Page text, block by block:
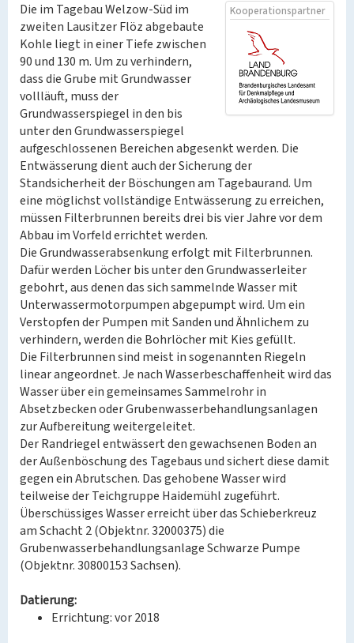
Kooperationspartner
Die im Tagebau Welzow-Süd im
zweiten Lausitzer Flöz abgebaute
Kohle liegt in einer Tiefe zwischen
90 und 130 m. Um zu verhindern,
dass die Grube mit Grundwasser
vollläuft, muss der
Grundwasserspiegel in den bis
unter den Grundwasserspiegel
aufgeschlossenen Bereichen abgesenkt werden. Die
Entwässerung dient auch der Sicherung der
Standsicherheit der Böschungen am Tagebaurand. Um
eine möglichst vollständige Entwässerung zu erreichen,
müssen Filterbrunnen bereits drei bis vier Jahre vor dem
Abbau im Vorfeld errichtet werden.
Die Grundwasserabsenkung erfolgt mit Filterbrunnen.
Dafür werden Löcher bis unter den Grundwasserleiter
gebohrt, aus denen das sich sammelnde Wasser mit
Unterwassermotorpumpen abgepumpt wird. Um ein
Verstopfen der Pumpen mit Sanden und Ähnlichem zu
verhindern, werden die Bohrlöcher mit Kies gefüllt.
Die Filterbrunnen sind meist in sogenannten Riegeln
linear angeordnet. Je nach Wasserbeschaffenheit wird das
Wasser über ein gemeinsames Sammelrohr in
Absetzbecken oder Grubenwasserbehandlungsanlagen
zur Aufbereitung weitergeleitet.
Der Randriegel entwässert den gewachsenen Boden an
der Außenböschung des Tagebaus und sichert diese damit
gegen ein Abrutschen. Das gehobene Wasser wird
teilweise der Teichgruppe Haidemühl zugeführt.
Überschüssiges Wasser erreicht über das Schieberkreuz
am Schacht 2 (Objektnr. 32000375) die
Grubenwasserbehandlungsanlage Schwarze Pumpe
(Objektnr. 30800153 Sachsen).
Datierung:
Errichtung: vor 2018